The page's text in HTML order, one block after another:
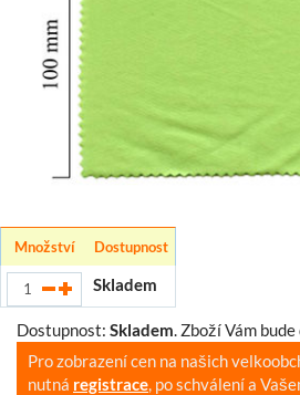
Množství Dostupnost
Skladem
Dostupnost: Skladem Zboží Vám
Pro zobrazení cen na našich
nutná registrace , po schválení a